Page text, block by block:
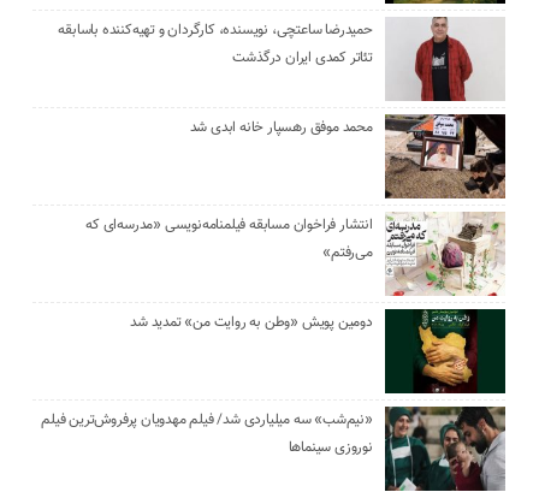
حمیدرضا ساعتچی، نویسنده، کارگردان و تهیه‌کننده باسابقه
تئاتر کمدی ایران درگذشت
محمد موفق رهسپار خانه ابدی شد
انتشار فراخوان مسابقه فیلمنامه‌نویسی «مدرسه‌ای که
می‌رفتم»
دومین پویش «وطن به روایت من» تمدید شد
«نیم‌شب» سه میلیاردی شد/ فیلم مهدویان پرفروش‌ترین فیلم
نوروزی سینماها